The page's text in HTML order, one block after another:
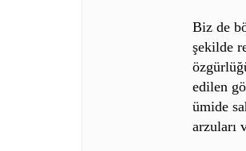
Biz de
şekilde
edilen
ümide
arzuları